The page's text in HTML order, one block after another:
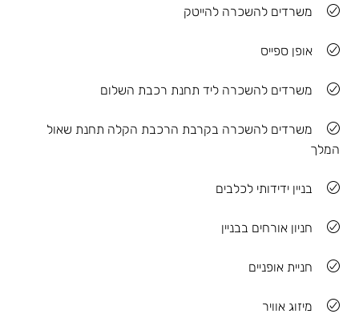
משרדים להשכרה להייטק
אופן ספייס
משרדים להשכרה ליד תחנת רכבת השלום
משרדים להשכרה בקרבת הרכבת הקלה תחנת שאול
המלך
בניין ידידותי לכלבים
חניון אורחים בבניין
חניית אופניים
מיזוג אוויר